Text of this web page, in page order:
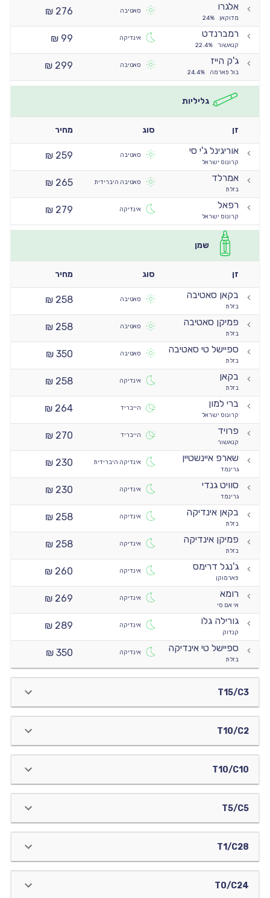
אלגרו
מדוקאן 24%
סאטיבה
276 ₪
רמברנדט
קנאשור 22.4%
אינדיקה
99 ₪
ג'ק הייז
בול פארמה 24.4%
סאטיבה 299 ₪
גליליות
זן סוג מחיר
אוריגינל ג'י סי
קרונוס ישראל
סאטיבה
259 ₪
אמרלד
בזלת
סאטיבה היברידית
265 ₪
רפאל
קרונוס ישראל
אינדיקה 279 ₪
שמן
זן סוג מחיר
בקאן סאטיבה
בזלת
סאטיבה
258 ₪
פמיקן סאטיבה
בזלת
סאטיבה
258 ₪
ספיישל טי סאטיבה
בזלת
סאטיבה
350 ₪
בקאן
בזלת
אינדיקה
258 ₪
ברי למון
קרונוס ישראל
הייבריד
264 ₪
פרויד
קנאשור
הייבריד
270 ₪
שארפ איינשטיין
גרינמד
אינדיקה היברידית
230 ₪
סוויט גנדי
גרינמד
אינדיקה
230 ₪
בקאן אינדיקה
בזלת
אינדיקה
258 ₪
פמיקן אינדיקה
בזלת
אינדיקה
258 ₪
ג'נגל דרימס
פארמוקן
אינדיקה
260 ₪
רומא
אי אם סי
אינדיקה
269 ₪
גורילה גלו
קנדוק
אינדיקה
289 ₪
ספיישל טי אינדיקה
בזלת
אינדיקה 350 ₪
T15/C3
T10/C2
T10/C10
T5/C5
T1/C28
T0/C24